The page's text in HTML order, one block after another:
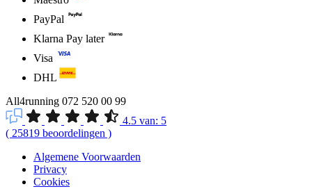
PayPal
Klarna Pay later
Visa
DHL
All4running 072 520 00 99
4.5 van: 5
( 25819 beoordelingen )
Algemene Voorwaarden
Privacy
Cookies